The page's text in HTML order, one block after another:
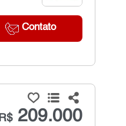
Contato
R$209.000